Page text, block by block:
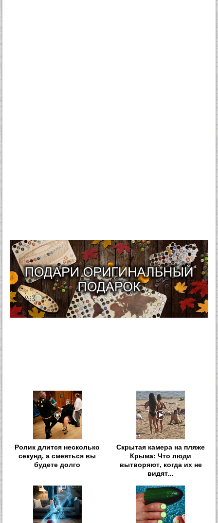
Ролик длится несколько
секунд, а смеяться вы
будете долго
Скрытая камера на пляже
Крыма: Что люди
вытворяют, когда их не
видят...